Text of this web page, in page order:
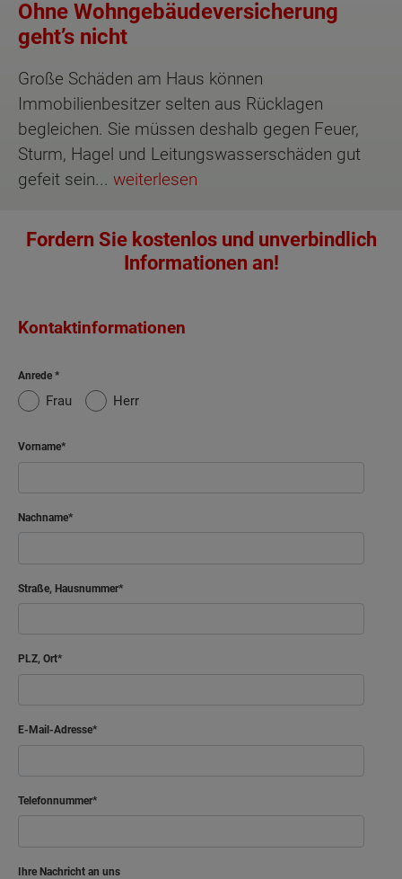
Ohne Wohngebäudeversicherung
geht’s nicht
Große Schäden am Haus können
Immobilienbesitzer selten aus Rücklagen
begleichen. Sie müssen deshalb gegen Feuer,
Sturm, Hagel und Leitungswasserschäden gut
gefeit sein... weiterlesen
Fordern Sie kostenlos und unverbindlich
Informationen an!
Kontaktinformationen
Anrede
Frau Herr
Vorname
Nachname
Straße, Hausnummer
PLZ, Ort
E-Mail-Adresse
Telefonnummer
Ihre Nachricht an uns